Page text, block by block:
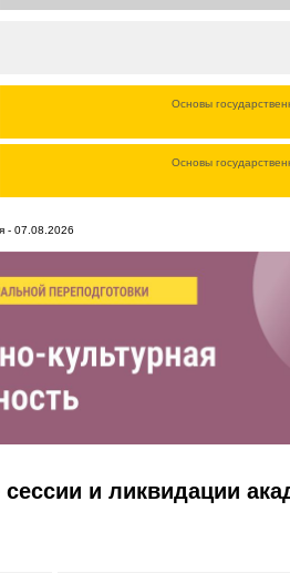
Основы
Основы
- 07.08.2026
сессии и ликвидации